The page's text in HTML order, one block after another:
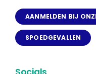
AANMELDEN BIJ
SPOEDGEVALLEN